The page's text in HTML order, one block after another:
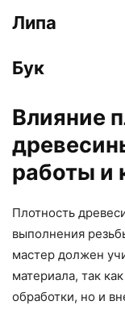
Липа
Бук
Влияние
работы и
Плотность
выполнения
мастер должен
материала, так
обработки, но и